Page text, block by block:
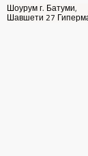
Шоурум г. Батуми,
Шавшети 27